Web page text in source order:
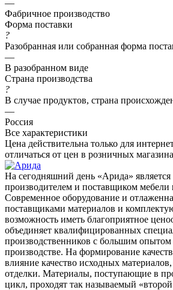
—
Фабричное производство
Форма поставки
?
Разобранная или собранная форма
—
В разобранном виде
Страна производства
?
В случае продуктов, страна
—
Россия
Все характеристики
Цена действительна только для
отличаться от цен в розничных
На сегодняшний день «Арида»
производителем и поставщиком мебели
Современное оборудование и
поставщиками материалов и
возможность иметь благоприятное
объединяет квалифицированных
производственников с большим
производстве. На формирование
влияние качество исходных
отделки. Материалы, поступающие в
цикл, проходят так называемый